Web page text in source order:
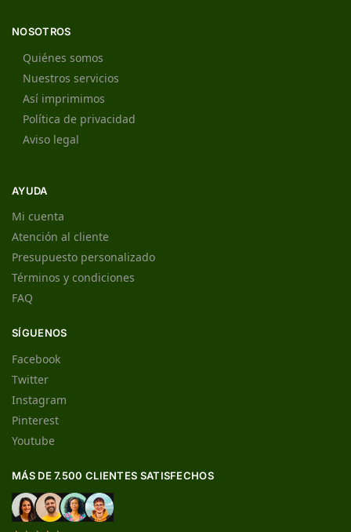
NOSOTROS
Quiénes somos
Nuestros servicios
Así imprimimos
Política de privacidad
Aviso legal
AYUDA
Mi cuenta
Atención al cliente
Presupuesto personalizado
Términos y condiciones
FAQ
SÍGUENOS
Facebook
Twitter
Instagram
Pinterest
Youtube
MÁS DE 7.500 CLIENTES SATISFECHOS